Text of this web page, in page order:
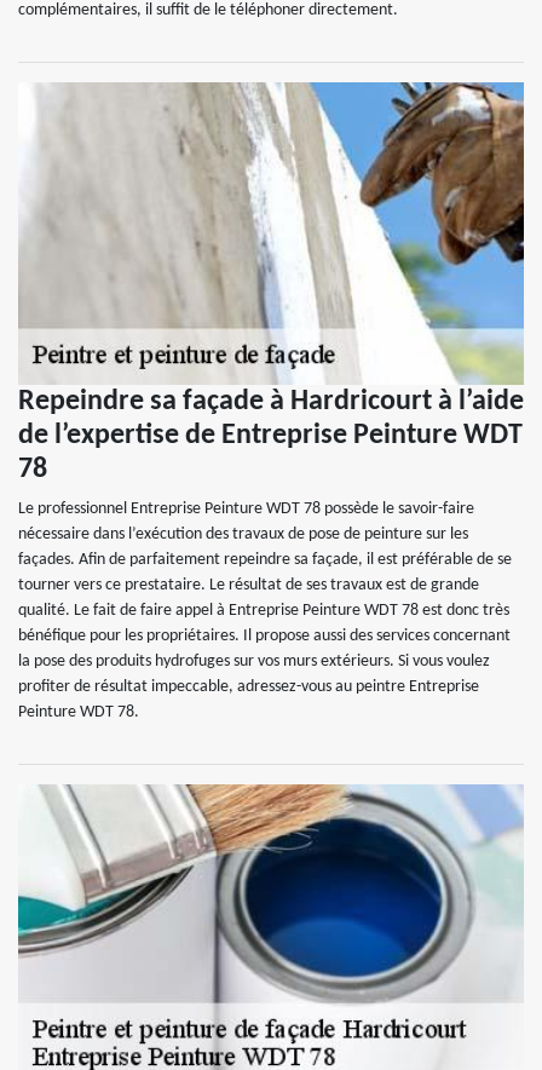
complémentaires, il suffit de le téléphoner directement.
Repeindre sa façade à Hardricourt à l’aide
de l’expertise de Entreprise Peinture WDT
78
Le professionnel Entreprise Peinture WDT 78 possède le savoir-faire
nécessaire dans l’exécution des travaux de pose de peinture sur les
façades. Afin de parfaitement repeindre sa façade, il est préférable de se
tourner vers ce prestataire. Le résultat de ses travaux est de grande
qualité. Le fait de faire appel à Entreprise Peinture WDT 78 est donc très
bénéfique pour les propriétaires. Il propose aussi des services concernant
la pose des produits hydrofuges sur vos murs extérieurs. Si vous voulez
profiter de résultat impeccable, adressez-vous au peintre Entreprise
Peinture WDT 78.